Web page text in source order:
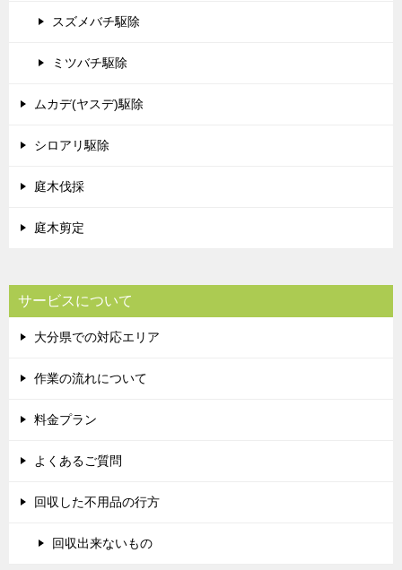
スズメバチ駆除
ミツバチ駆除
ムカデ(ヤスデ)駆除
シロアリ駆除
庭木伐採
庭木剪定
サービスについて
大分県での対応エリア
作業の流れについて
料金プラン
よくあるご質問
回収した不用品の行方
回収出来ないもの